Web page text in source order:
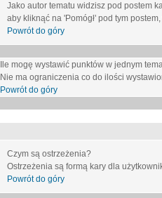
Jako autor tematu widzisz pod postem
aby kliknąć na 'Pomógł' pod tym
Powrót do góry
Ile mogę wystawić punktów w jednym
Nie ma ograniczenia co do ilości
Powrót do góry
Czym są ostrzeżenia?
Ostrzeżenia są formą kary dla
Powrót do góry